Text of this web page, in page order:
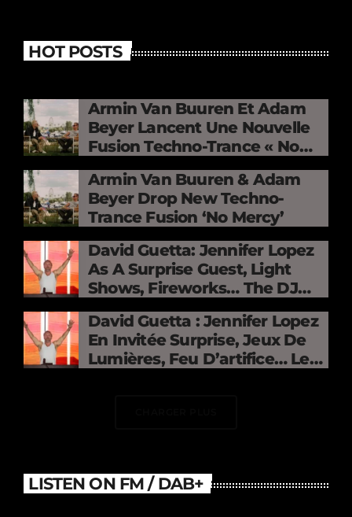
HOT POSTS
Armin Van Buuren Et Adam
Beyer Lancent Une Nouvelle
Fusion Techno-Trance « No
Mercy »
Armin Van Buuren & Adam
Beyer Drop New Techno-
Trance Fusion ‘No Mercy’
David Guetta: Jennifer Lopez
As A Surprise Guest, Light
Shows, Fireworks… The DJ
Electrifies The Stade De
France
David Guetta : Jennifer Lopez
En Invitée Surprise, Jeux De
Lumières, Feu D’artifice… Le
LISTEN ON FM / DAB+